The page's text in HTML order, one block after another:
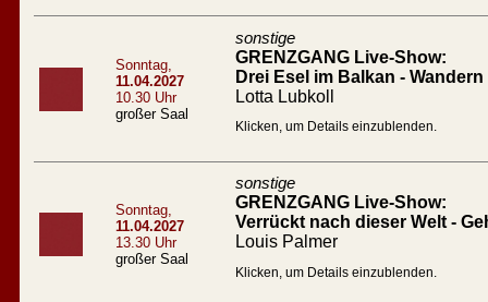
Sonntag,
11.04.2027
10.30 Uhr
großer Saal
sonstige
GRENZGANG Live-Show:
Drei Esel im Balkan -
Lotta Lubkoll
Klicken, um Details einzublenden.
Sonntag,
11.04.2027
13.30 Uhr
großer Saal
sonstige
GRENZGANG Live-Show:
Verrückt nach dieser Welt -
Louis Palmer
Klicken, um Details einzublenden.